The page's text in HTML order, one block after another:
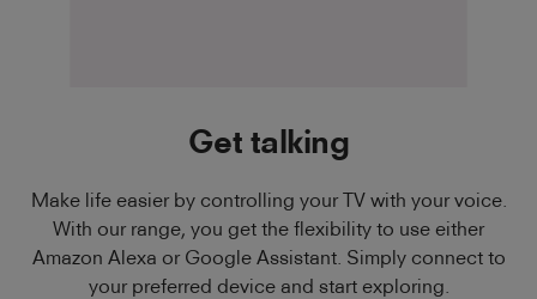
Get talking
Make life easier by controlling your TV with your voice.
With our range, you get the flexibility to use either
Amazon Alexa or Google Assistant. Simply connect to
your preferred device and start exploring.